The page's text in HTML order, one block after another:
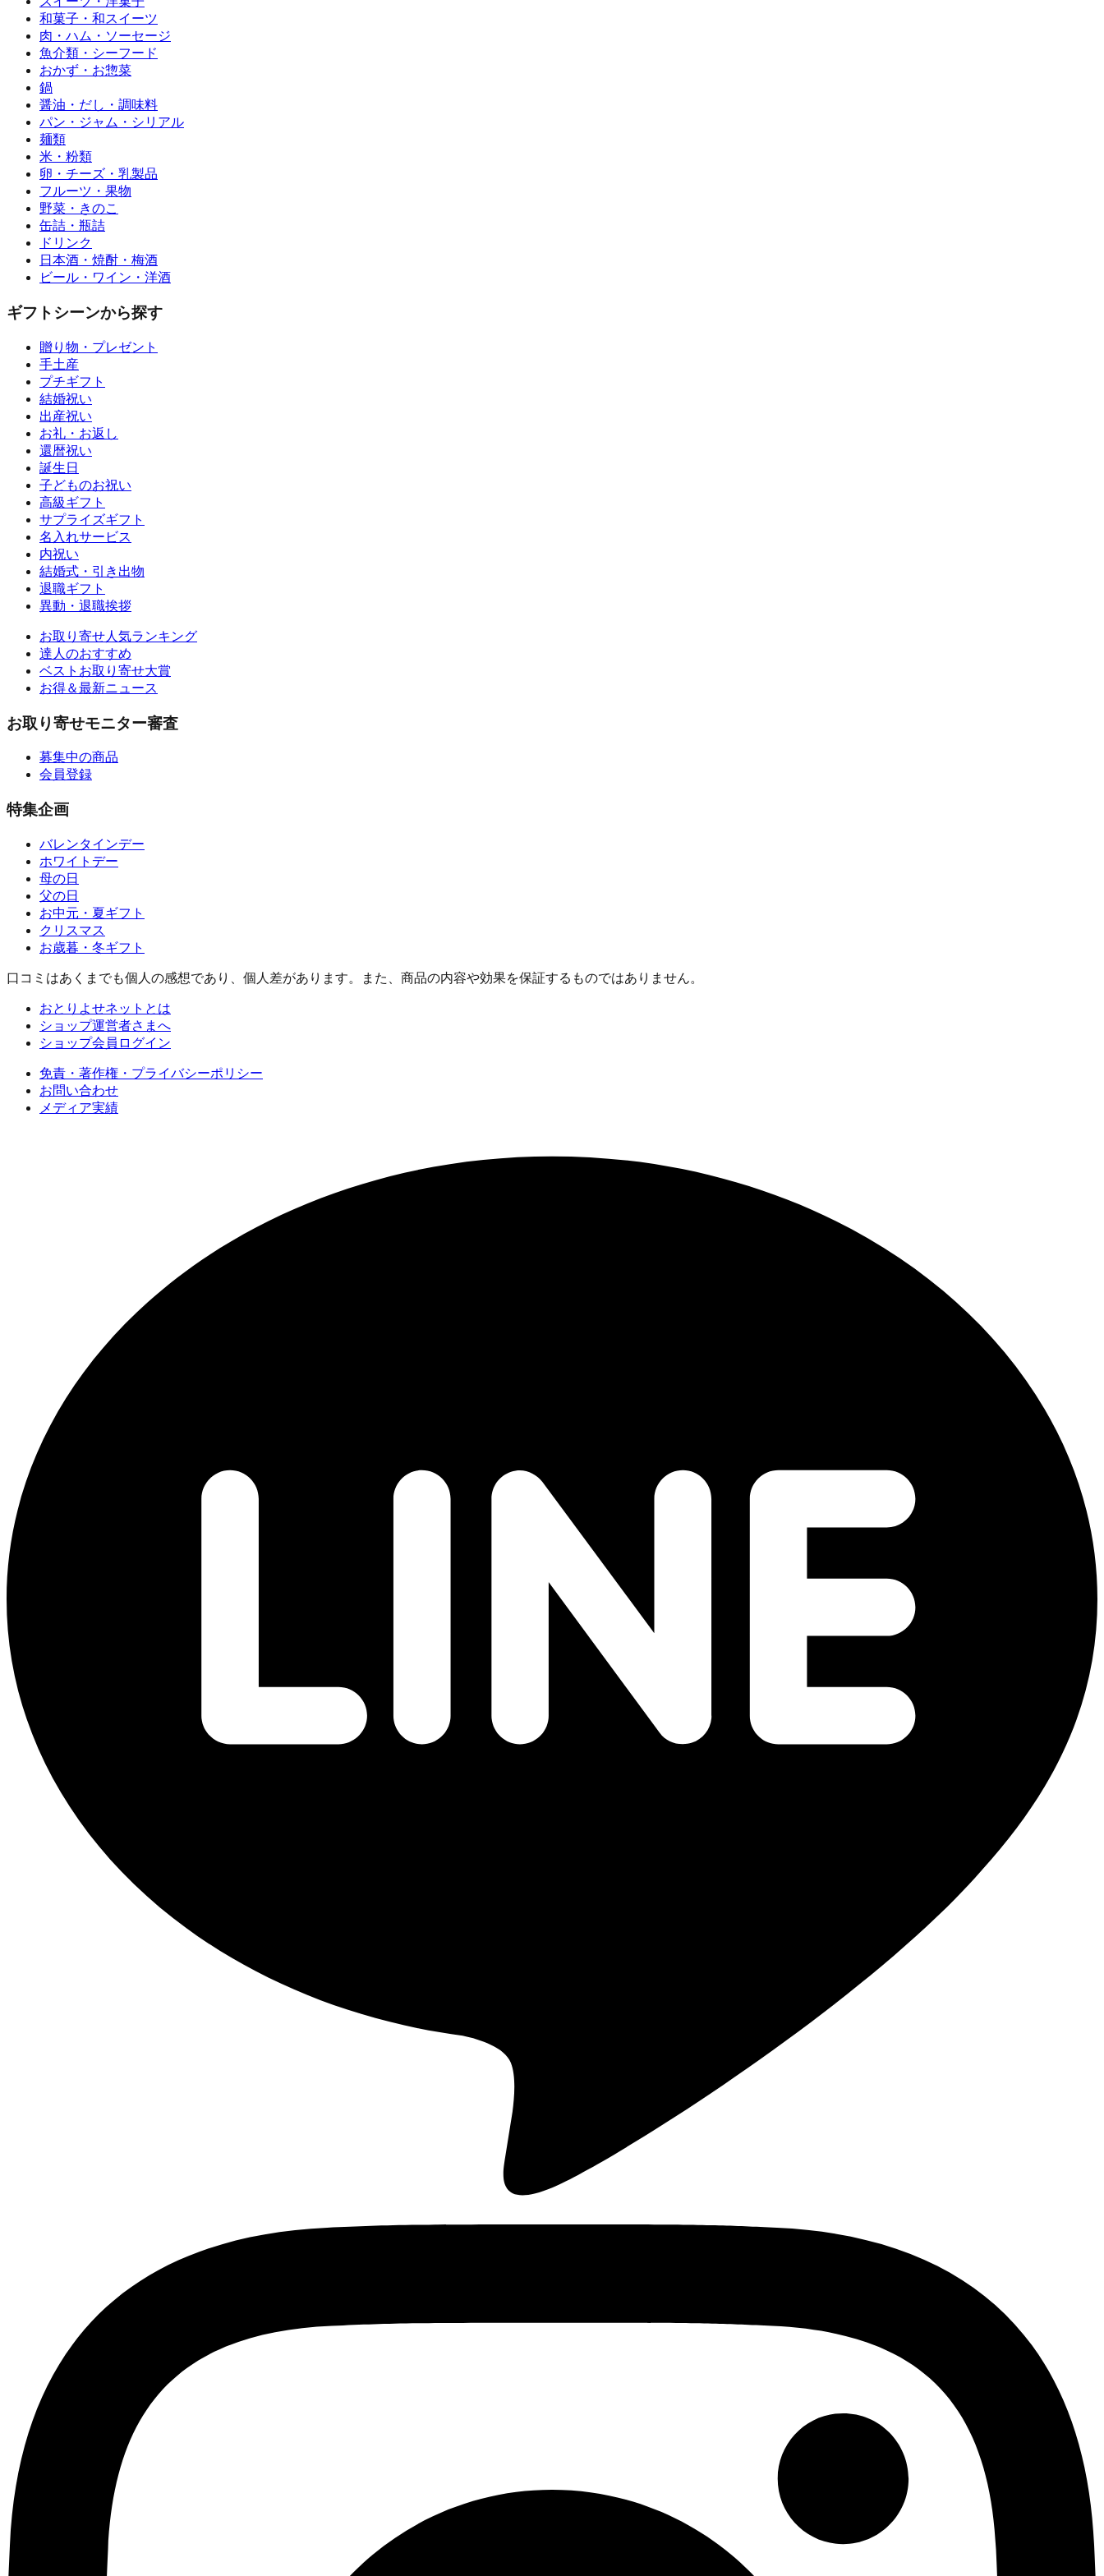
和菓子・和スイーツ
肉・ハム・ソーセージ
魚介類・シーフード
おかず・お惣菜
鍋
醤油・だし・調味料
パン・ジャム・シリアル
麺類
米・粉類
卵・チーズ・乳製品
フルーツ・果物
野菜・きのこ
缶詰・瓶詰
ドリンク
日本酒・焼酎・梅酒
ビール・ワイン・洋酒
ギフトシーンから探す
贈り物・プレゼント
手土産
プチギフト
結婚祝い
出産祝い
お礼・お返し
還暦祝い
誕生日
子どものお祝い
高級ギフト
サプライズギフト
名入れサービス
内祝い
結婚式・引き出物
退職ギフト
異動・退職挨拶
お取り寄せ人気ランキング
達人のおすすめ
ベストお取り寄せ大賞
お得＆最新ニュース
お取り寄せモニター審査
募集中の商品
会員登録
特集企画
バレンタインデー
ホワイトデー
母の日
父の日
お中元・夏ギフト
クリスマス
お歳暮・冬ギフト
口コミはあくまでも個人の感想であり、個人差があります。また、商品の内容や効果を保証するものではありません。
おとりよせネットとは
ショップ運営者さまへ
ショップ会員ログイン
免責・著作権・プライバシーポリシー
お問い合わせ
メディア実績